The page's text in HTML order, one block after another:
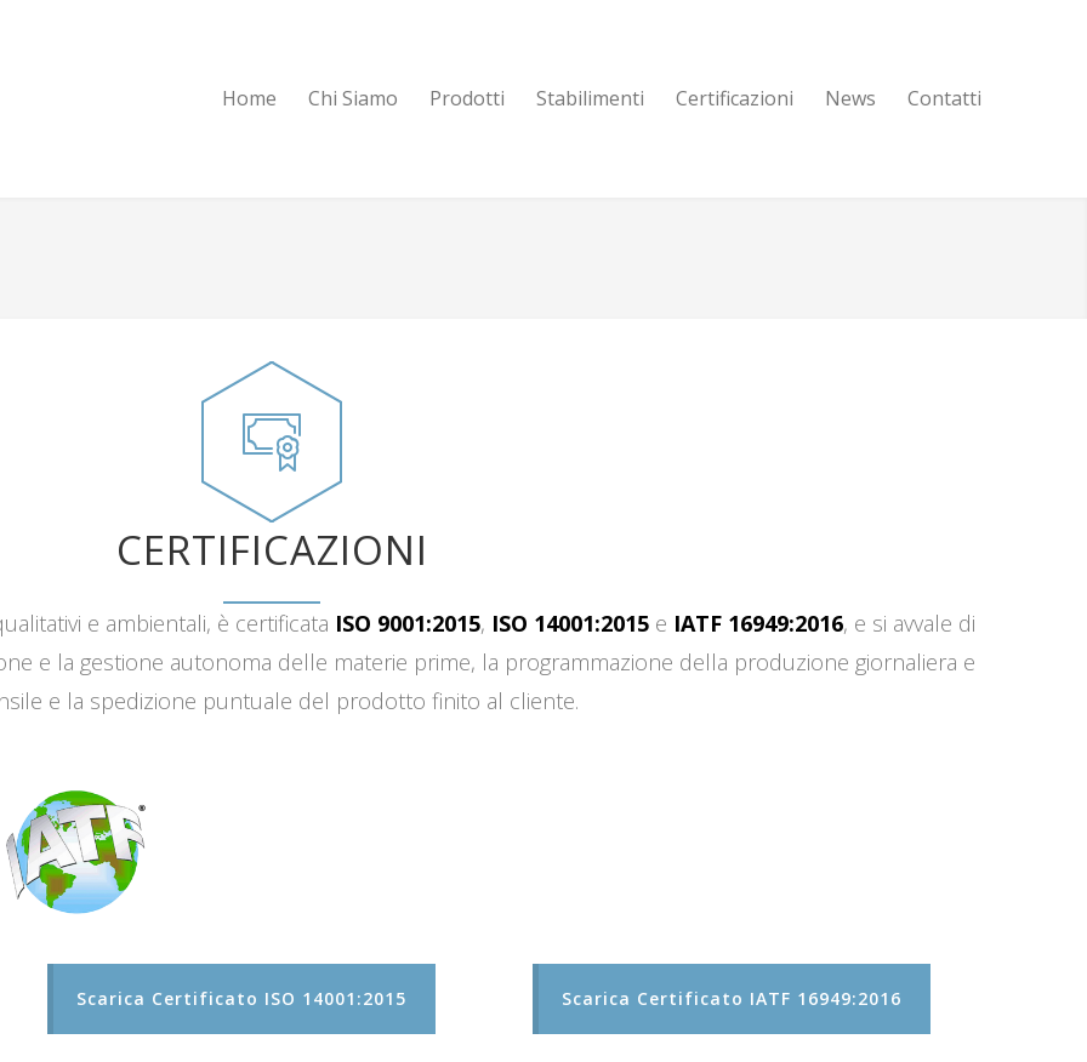
Home Chi Siamo Prodotti Stabilimenti Certificazioni News Contatti
CERTIFICAZIONI
e ambientali, è certificata ISO 9001:2015, ISO 14001:2015 e IATF 16949:2016, e si avvale di
e la gestione autonoma delle materie prime, la programmazione della produzione giornaliera e
e la spedizione puntuale del prodotto finito al cliente.
Scarica Certificato ISO 14001:2015 Scarica Certificato IATF 16949:2016